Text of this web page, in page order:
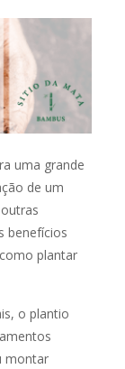
uma grande
de um
benefícios
plantar
o plantio
montar